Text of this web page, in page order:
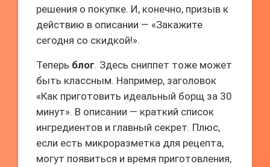
решения о покупке. И, конечно, призыв к
действию в описании — «Закажите
сегодня со скидкой!».
Теперь блог. Здесь сниппет тоже может
быть классным. Например, заголовок
«Как приготовить идеальный борщ за 30
минут». В описании — краткий список
ингредиентов и главный секрет. Плюс,
если есть микроразметка для рецепта,
могут появиться и время приготовления,